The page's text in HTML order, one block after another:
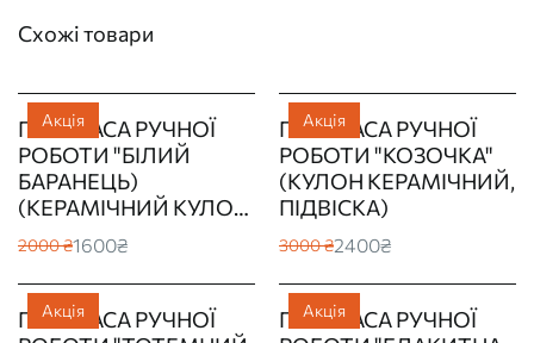
Схожі товари
Акція
ПРИКРАСА РУЧНОЇ
РОБОТИ "БІЛИЙ
БАРАНЕЦЬ)
(КЕРАМІЧНИЙ КУЛОН,
ПІДВІСКА)
2000 ₴1600₴
Акція
ПРИКРАСА РУЧНОЇ
РОБОТИ "КОЗОЧКА"
(КУЛОН КЕРАМІЧНИЙ,
ПІДВІСКА)
3000 ₴2400₴
Акція
ПРИКРАСА РУЧНОЇ
Акція
ПРИКРАСА РУЧНОЇ